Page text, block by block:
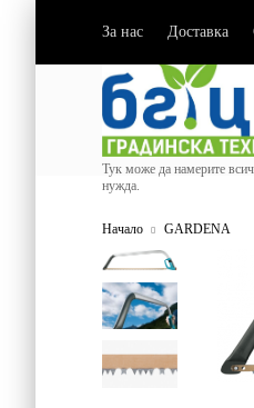
За нас Доставка
Тук може да намерите
нужда.
Начало GARDENA